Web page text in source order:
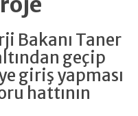
Bakanı Taner
geçip
giriş yapması
hattının